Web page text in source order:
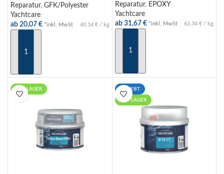
Reparatur, GFK/Polyester
Yachtcare
ab 20,07 € *inkl. MwSt 40,14 €/ kg
Reparatur, EPOXY
Yachtcare
ab 31,67 € *inkl. MwSt 63,34 € / kg
AUF LAGER BELIEBT
AUF LAGER